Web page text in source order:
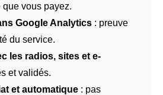
vous payez.
Google Analytics : preuve
du service.
les radios, sites et e-
et validés.
et automatique : pas